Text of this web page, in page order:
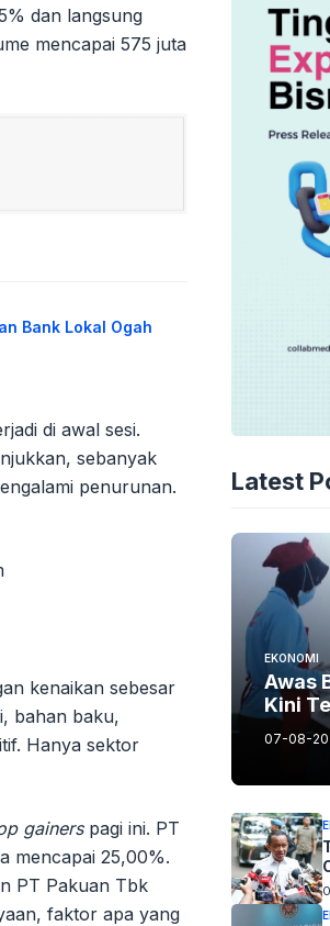
dan langsung
mencapai 575 juta
Bank Lokal Ogah
di awal sesi.
sebanyak
penurunan.
kenaikan sebesar
bahan baku,
Hanya sektor
gainerspagi ini. PT
mencapai 25,00%.
PT Pakuan Tbk
faktor apa yang
Latest
EKONOMI
Awas
Kini
07-08-